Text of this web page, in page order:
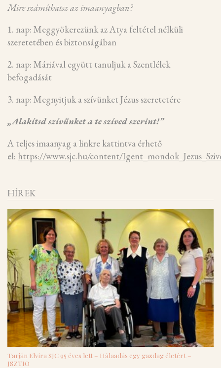
Mire számíthatsz az imaanyagban?
1. nap: Meggyökerezünk az Atya feltétel nélküli
szeretetében és biztonságában
2. nap: Máriával együtt tanuljuk a Szentlélek
befogadását
3. nap: Megnyitjuk a szívünket Jézus szeretetére
„Alakítsd szívünket a te szíved szerint!”
A teljes imaanyag a linkre kattintva érhető
el: https://www.sjc.hu/content/
HÍREK
Tarján Elvira SJC 95 éves lett – Hálaadás egy gazdag életért –
JSZTIO